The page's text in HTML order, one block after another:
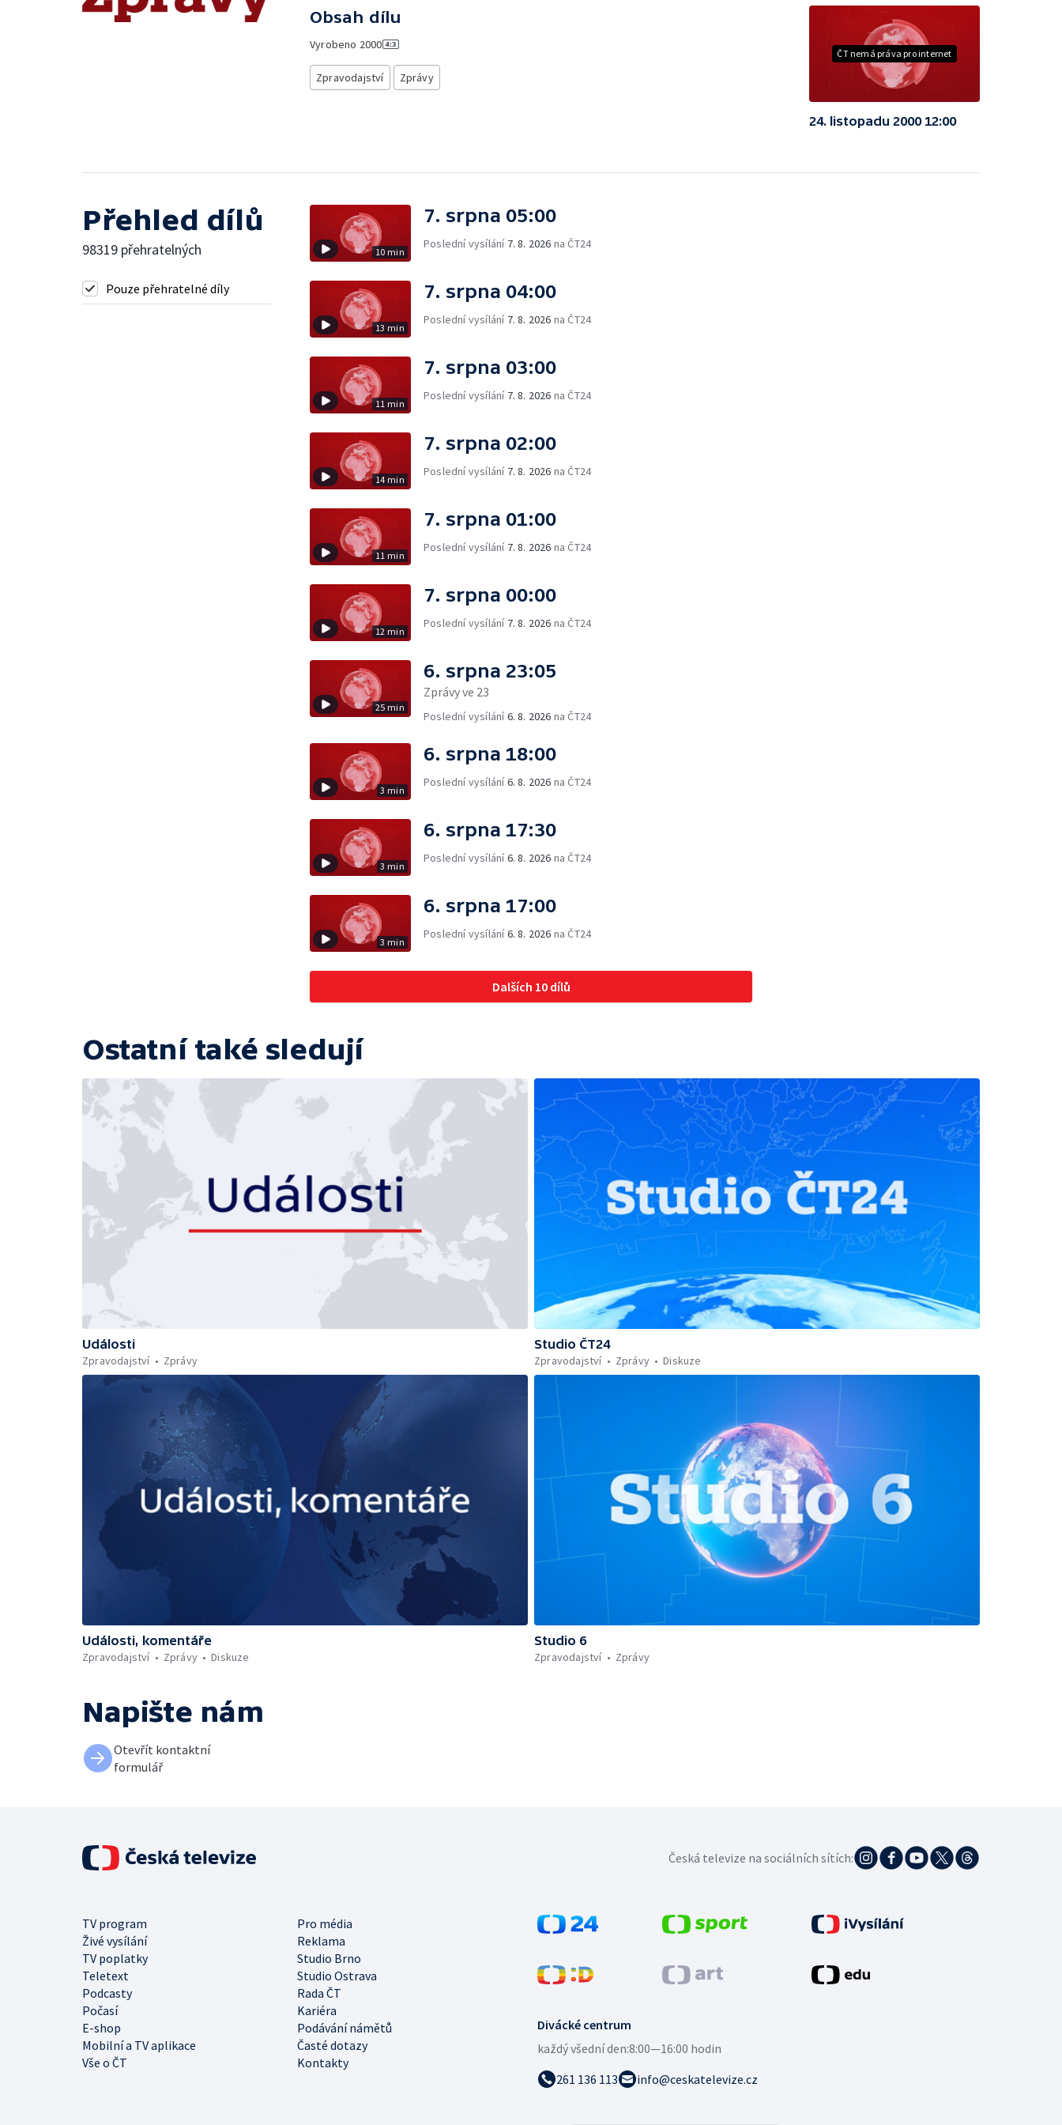
Obsah dílu
Vyrobeno 2000
Zpravodajství Zprávy
ČT nemá práva pro internet
24. listopadu 2000 12:00
Přehled dílů
98319 přehratelných
Pouze přehratelné díly
10 min
7. srpna 05:00
Poslední vysílání 7. 8. 2026 na ČT24
13 min
7. srpna 04:00
Poslední vysílání 7. 8. 2026 na ČT24
11 min
7. srpna 03:00
Poslední vysílání 7. 8. 2026 na ČT24
14 min
7. srpna 02:00
Poslední vysílání 7. 8. 2026 na ČT24
11 min
7. srpna 01:00
Poslední vysílání 7. 8. 2026 na ČT24
12 min
7. srpna 00:00
Poslední vysílání 7. 8. 2026 na ČT24
25 min
6. srpna 23:05
Zprávy ve 23
Poslední vysílání6. 8. 2026 na ČT24
3 min
6. srpna 18:00
Poslední vysílání6. 8. 2026 na ČT24
3 min
6. srpna 17:30
Poslední vysílání6. 8. 2026 na ČT24
3 min
6. srpna 17:00
Poslední vysílání6. 8. 2026 na ČT24
Dalších 10 dílů
Ostatní také sledují
Události
Zpravodajství
Zprávy
Studio ČT24
Zpravodajství
Zprávy Diskuze
Události, komentáře
Zpravodajství
Zprávy Diskuze
Studio 6
Zpravodajství
Zprávy
Napište nám
Otevřít kontaktní
formulář
Divácké centrum
každý všední den:8:00—16:00 hodin
261 136 113
info@ceskatelevize.cz
TV program
Pro média
Živé vysílání
Reklama
TV poplatky
Studio Brno
Teletext
Studio Ostrava
Podcasty
Rada ČT
Počasí
Kariéra
E-shop
Podávání námětů
Mobilní a TV aplikace
Časté dotazy
Vše o ČT
Kontakty
Česká televize na sociálních sítích: